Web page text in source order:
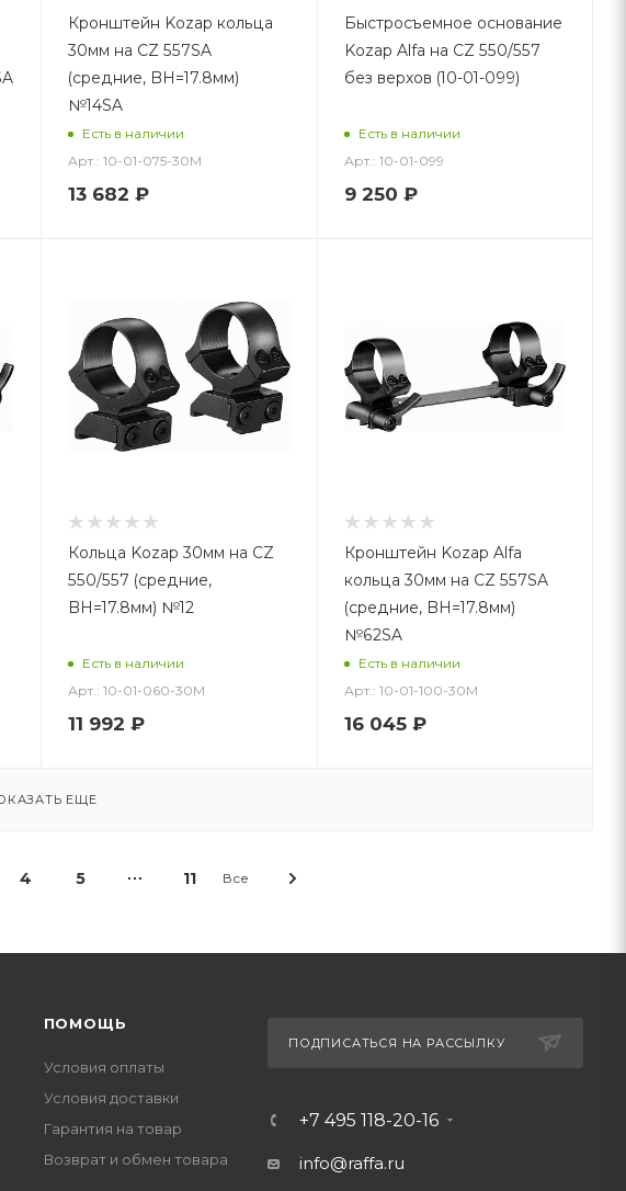
Кронштейн Kozap кольца
30мм на CZ 557SA
(средние, BH=17.8мм)
№14SA
Есть в наличии
Арт.: 10-01-075-30M
13 682 ₽
Быстросъемное основание
Kozap Alfa на CZ 550/557
без верхов (10-01-099)
Есть в наличии
Арт.: 10-01-099
9 250 ₽
Кольца Kozap 30мм на CZ
550/557 (средние,
BH=17.8мм) №12
Есть в наличии
Арт.: 10-01-060-30M
11 992 ₽
Кронштейн Kozap Alfa
кольца 30мм на CZ 557SA
(средние, BH=17.8мм)
№62SA
Есть в наличии
Арт.: 10-01-100-30M
16 045₽
ЕЩЕ
4 5 11 Все
ПОМОЩЬ
Условия оплаты
Условия доставки
Гарантия на товар
Возврат и обмен товара
ПОДПИСАТЬСЯ НА РАССЫЛКУ
+7 495 118-20-16
info@raffa.ru